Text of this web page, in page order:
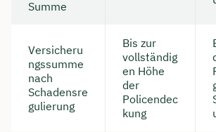
Summe
Versicheru
ngssumme
nach
Schadensre
gulierung
Bis zur
vollständig
en Höhe
der
Policendec
kung